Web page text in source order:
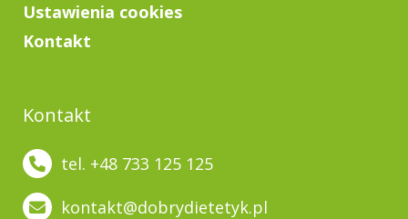
Ustawienia cookies
Kontakt
Kontakt
tel. +48 733 125 125
kontakt@dobrydietetyk.pl